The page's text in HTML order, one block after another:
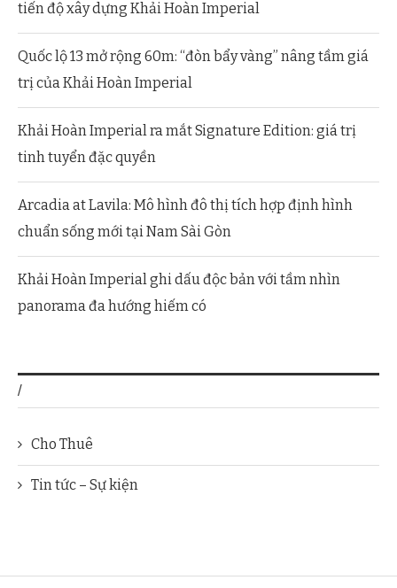
tiến độ xây dựng Khải Hoàn Imperial
Quốc lộ 13 mở rộng 60m: “đòn bẩy vàng” nâng tầm giá
trị của Khải Hoàn Imperial
Khải Hoàn Imperial ra mắt Signature Edition: giá trị
tinh tuyển đặc quyền
Arcadia at Lavila: Mô hình đô thị tích hợp định hình
chuẩn sống mới tại Nam Sài Gòn
Khải Hoàn Imperial ghi dấu độc bản với tầm nhìn
panorama đa hướng hiếm có
/
Cho Thuê
Tin tức – Sự kiện